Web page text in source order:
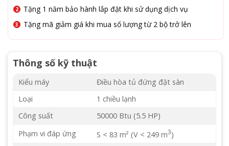
Tặng 1 năm bảo hành lắp đặt khi sử dụng dịch vụ
Tặng mã giảm giá khi mua số lượng từ 2 bộ trở lên
Thông số kỹ thuật
Kiểu máy
Điều hòa tủ đứng đặt sàn
Loại
1 chiều lạnh
Công suất
50000 Btu (5.5 HP)
Phạm vi đáp ứng
S < 83 m² (V < 249 m3)